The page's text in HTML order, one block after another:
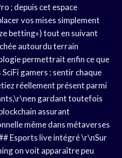
; depuis cet espace
vos mises simplement
betting») tout en suivant
autourdu terrain
permettrait enfin ce que
gamers : sentir chaque
réellement présent parmi
gardant toutefois
assurant
même dans métaverses
Esports live intégré \r\nSur
on voit apparaître peu